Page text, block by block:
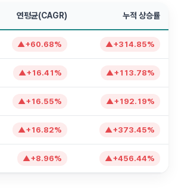
연평균(CAGR) 누적 상승률
▲+60.68% ▲+314.85%
▲+ 16.41 % ▲+ 113.78%
▲+ 16.55% ▲+ 192.19%
▲+ 16.82% ▲+373.45%
▲+8.96% ▲+456.44%